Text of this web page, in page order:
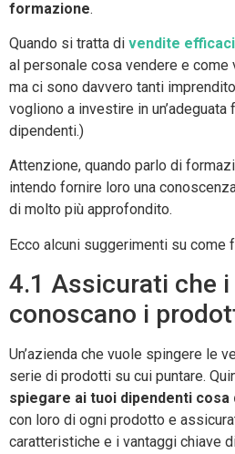
formazione.
Quando si tratta di vendite efficaci
al personale cosa vendere e come
ma ci sono davvero tanti
vogliono a investire in
dipendenti.)
Attenzione, quando parlo di
intendo fornire loro una
di molto più approfondito.
Ecco alcuni suggerimenti su come
4.1 Assicurati che
conoscano i
Un’azienda che vuole spingere le
serie di prodotti su cui puntare.
spiegare ai tuoi dipendenti
con loro di ogni prodotto e
caratteristiche e i vantaggi chiave